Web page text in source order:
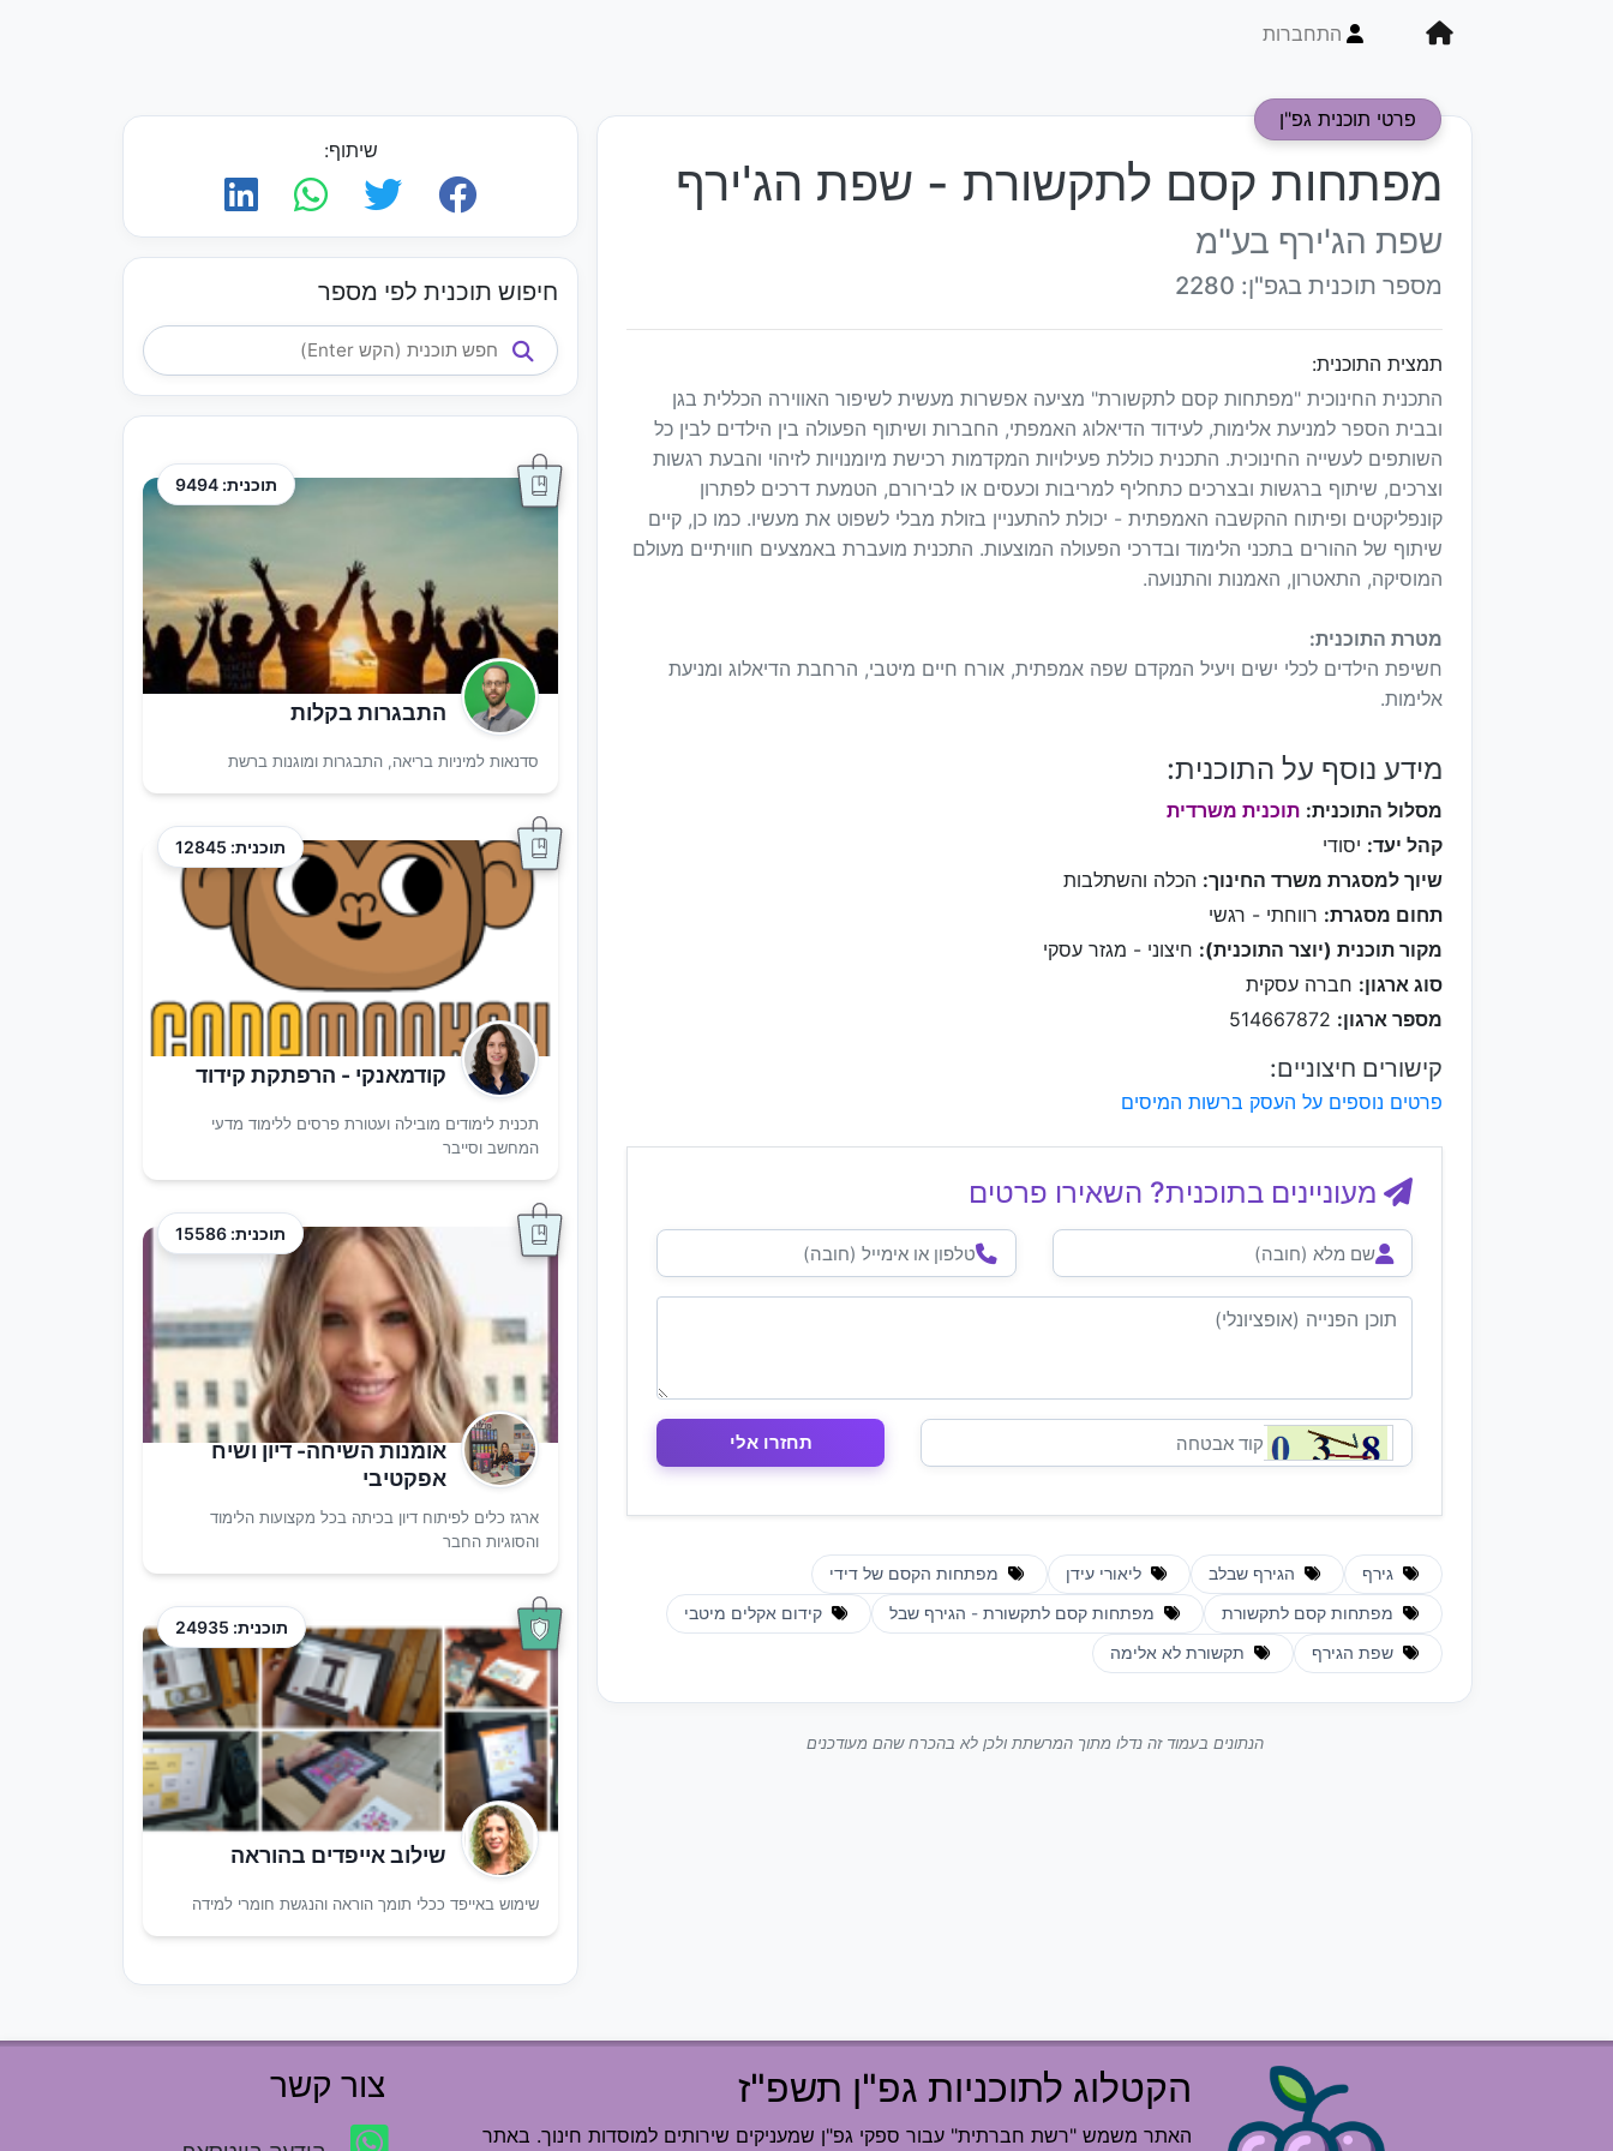
התחברות
פרטי תוכנית גפ"ן
מפתחות קסם לתקשורת - שפת הג'ירף
שפת הג'ירף בע"מ
מספר תוכנית בגפ"ן: 2280
תמצית התוכנית:
התכנית החינוכית "מפתחות קסם לתקשורת" מציעה אפשרות מעשית לשיפור האווירה הכללית בגן
ובבית הספר למניעת אלימות, לעידוד הדיאלוג האמפתי, החברות ושיתוף הפעולה בין הילדים לבין כל
השותפים לעשייה החינוכית. התכנית כוללת פעילויות המקדמות רכישת מיומנויות לזיהוי והבעת רגשות
וצרכים, שיתוף ברגשות ובצרכים כתחליף למריבות וכעסים או לבירורם, הטמעת דרכים לפתרון
קונפליקטים ופיתוח ההקשבה האמפתית - יכולת להתעניין בזולת מבלי לשפוט את מעשיו. כמו כן, קיים
שיתוף של ההורים בתכני הלימוד ובדרכי הפעולה המוצעות. התכנית מועברת באמצעים חוויתיים מעולם
המוסיקה, התאטרון, האמנות והתנועה.
מטרת התוכנית:
חשיפת הילדים לכלי ישים ויעיל המקדם שפה אמפתית, אורח חיים מיטבי, הרחבת הדיאלוג ומניעת
אלימות.
מידע נוסף על התוכנית:
מסלול התוכנית: תוכנית משרדית
קהל יעד: יסודי
שיוך למסגרת משרד החינוך: הכלה והשתלבות
תחום מסגרת: רווחתי - רגשי
מקור תוכנית (יוצר התוכנית): חיצוני - מגזר עסקי
סוג ארגון: חברה עסקית
מספר ארגון:
קישורים חיצוניים:
פרטים נוספים על העסק ברשות המיסים
מעוניינים בתוכנית? השאירו פרטים
גירף הגירף שבלב ליאורי עידן מפתחות הקסם של דידי
מפתחות קסם לתקשורת מפתחות קסם לתקשורת - הגירף שבל קידום אקלים מיטבי
שפת הגירף תקשורת לא אלימה
הנתונים בעמוד זה נדלו מתוך המרשתת ולכן לא בהכרח שהם מעודכנים
שיתוף:
חיפוש תוכנית לפי מספר
תוכנית: 9494
התבגרות בקלות
סדנאות למיניות בריאה, התבגרות ומוגנות ברשת
תוכנית: 12845
קודמאנקי - הרפתקת קידוד
תכנית לימודים מובילה ועטורת פרסים ללימוד מדעי
המחשב וסייבר
תוכנית: 15586
אומנות השיחה- דיון ושיח
אפקטיבי
ארגז כלים לפיתוח דיון בכיתה בכל מקצועות הלימוד
והסוגיות החבר
תוכנית: 24935
שילוב אייפדים בהוראה
שימוש באייפד ככלי תומך הוראה והנגשת חומרי למידה
הקטלוג לתוכניות גפ"ן תשפ"ז
האתר משמש "רשת חברתית" עבור ספקי גפ"ן שמעניקים שירותים למוסדות חינוך. באתר
צור קשר